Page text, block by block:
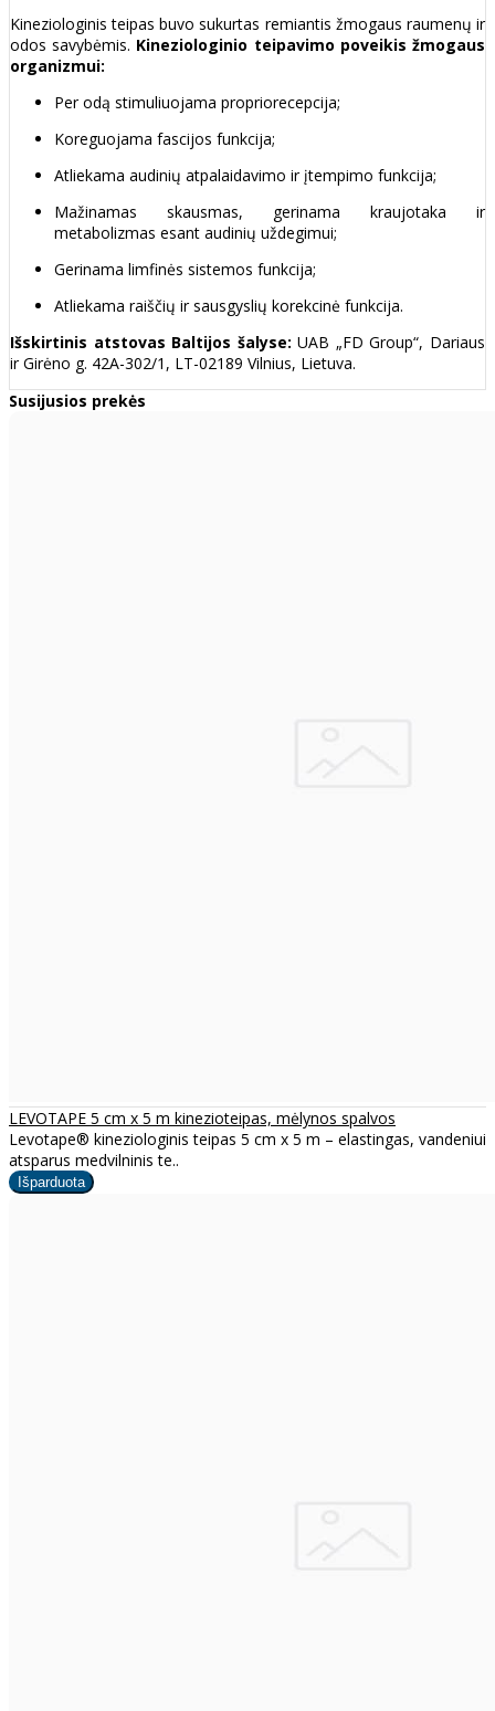
Kineziologinis teipas buvo sukurtas remiantis žmogaus raumenų ir
odos savybėmis. Kineziologinio teipavimo poveikis žmogaus
organizmui:
Per odą stimuliuojama propriorecepcija;
Koreguojama fascijos funkcija;
Atliekama audinių atpalaidavimo ir įtempimo funkcija;
Mažinamas skausmas, gerinama kraujotaka ir
metabolizmas esant audinių uždegimui;
Gerinama limfinės sistemos funkcija;
Atliekama raiščių ir sausgyslių korekcinė funkcija.
Išskirtinis atstovas Baltijos šalyse: UAB „FD Group“, Dariaus
ir Girėno g. 42A-302/1, LT-02189 Vilnius, Lietuva.
Susijusios prekės
LEVOTAPE 5 cm x 5 m kinezioteipas, mėlynos spalvos
Levotape® kineziologinis teipas 5 cm x 5 m – elastingas, vandeniui
atsparus medvilninis te..